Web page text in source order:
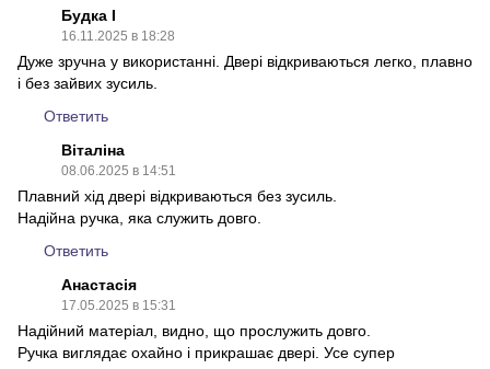
Будка І
16.11.2025 в 18:28
Дуже зручна у використанні. Двері відкриваються легко, плавно
і без зайвих зусиль.
Ответить
Віталіна
08.06.2025 в 14:51
Плавний хід двері відкриваються без зусиль.
Надійна ручка, яка служить довго.
Ответить
Анастасія
17.05.2025 в 15:31
Надійний матеріал, видно, що прослужить довго.
Ручка виглядає охайно і прикрашає двері. Усе супер